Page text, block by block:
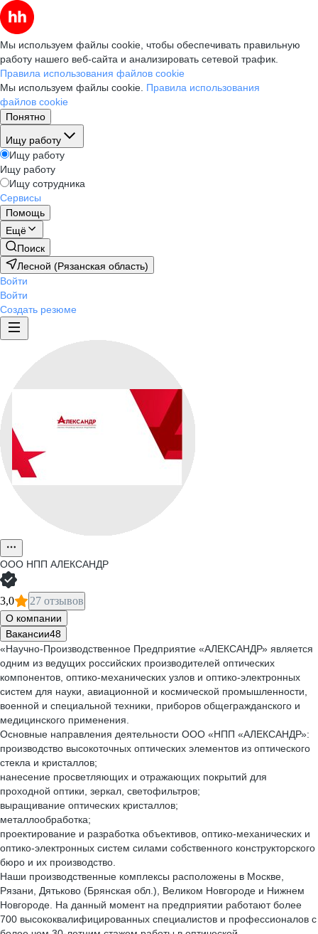
Мы используем файлы cookie, чтобы обеспечивать правильную
работу нашего веб-сайта и анализировать сетевой трафик.
Правила использования файлов cookie
Мы используем файлы cookie. Правила использования
файлов cookie
Понятно
Ищу работу
Ищу работу
Ищу работу
Ищу сотрудника
Сервисы
Помощь
Ещё
Поиск
Лесной (Рязанская область)
Войти
Войти
Создать резюме
ООО НПП АЛЕКСАНДР
3,0 27 отзывов
О компании
Вакансии48
«Научно-Производственное Предприятие «АЛЕКСАНДР» является
одним из ведущих российских производителей оптических
компонентов, оптико-механических узлов и оптико-электронных
систем для науки, авиационной и космической промышленности,
военной и специальной техники, приборов общегражданского и
медицинского применения.
Основные направления деятельности ООО «НПП «АЛЕКСАНДР»:
производство высокоточных оптических элементов из оптического
стекла и кристаллов;
нанесение просветляющих и отражающих покрытий для
проходной оптики, зеркал, светофильтров;
выращивание оптических кристаллов;
металлообработка;
проектирование и разработка объективов, оптико-механических и
оптико-электронных систем силами собственного конструкторского
бюро и их производство.
Наши производственные комплексы расположены в Москве,
Рязани, Дятьково (Брянская обл.), Великом Новгороде и Нижнем
Новгороде. На данный момент на предприятии работают более
700 высококвалифицированных специалистов и профессионалов с